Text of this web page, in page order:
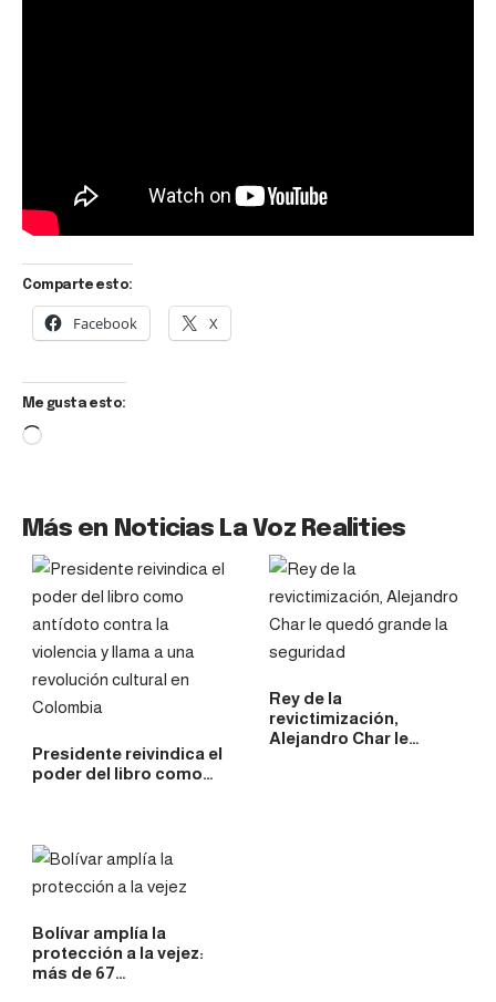
Comparte esto:
Facebook X
Me gusta esto:
Más en Noticias La Voz Realities
Presidente reivindica el
poder del libro como…
Rey de la
revictimización,
Alejandro Char le
Bolívar amplía la
protección a la vejez:
más de 67…